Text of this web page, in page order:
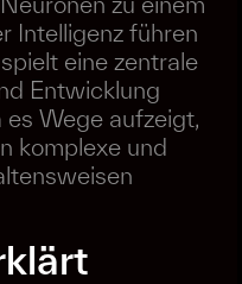
Intelligenz führen
eine zentrale
Entwicklung
Wege aufzeigt,
komplexe und